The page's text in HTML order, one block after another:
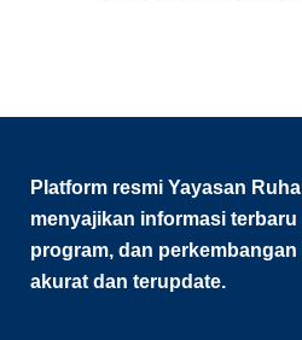
Platform resmi Yayasan
menyajikan informasi
program, dan
akurat dan terupdate.